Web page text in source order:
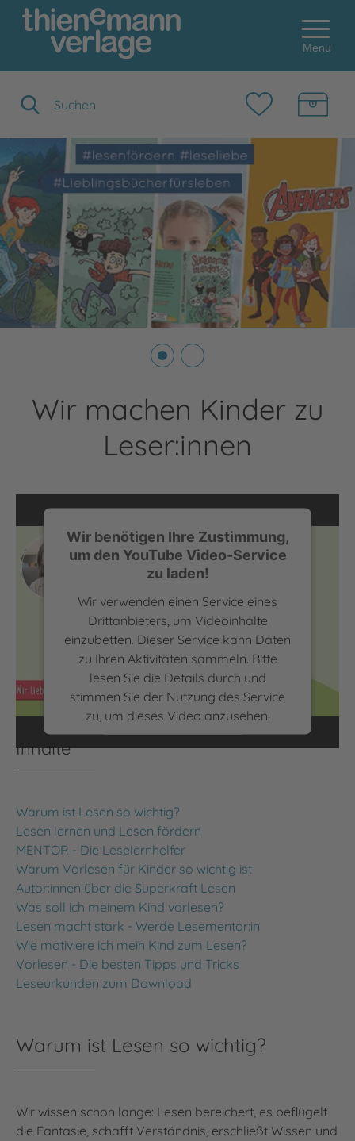
Menu
Wir machen Kinder zu
Leser:innen
Wir benötigen Ihre Zustimmung,
um den YouTube Video-Service
zu laden!
Wir verwenden einen Service eines
Drittanbieters, um Videoinhalte
einzubetten. Dieser Service kann Daten
zu Ihren Aktivitäten sammeln. Bitte
lesen Sie die Details durch und
stimmen Sie der Nutzung des Service
zu, um dieses Video anzusehen.
Mehr Informationen
powered byUsercentrics Consent
Management Platform
Verlegerin Bärbel Dorweiler über die Superkraft Lesen |
Wir lieben lesen
Inhalte
Warum ist Lesen so wichtig?
Lesen lernen und Lesen fördern
MENTOR - Die Leselernhelfer
Warum Vorlesen für Kinder so wichtig ist
Autor:innen über die Superkraft Lesen
Was soll ich meinem Kind vorlesen?
Lesen macht stark - Werde Lesementor:in
Wie motiviere ich mein Kind zum Lesen?
Vorlesen - Die besten Tipps und Tricks
Leseurkunden zum Download
Warum ist Lesen so wichtig?
Wir wissen schon lange: Lesen bereichert, es beflügelt
die Fantasie, schafft Verständnis, erschließt Wissen und